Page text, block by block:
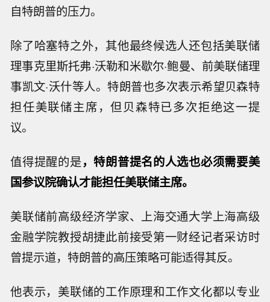
自特朗普的压力。
除了哈塞特之外，其他最终候选人还包括美联储
理事克里斯托弗·沃勒和米歇尔·鲍曼、前美联储理
事凯文·沃什等人。特朗普也多次表示希望贝森特
担任美联储主席，但贝森特已多次拒绝这一提
议。
值得提醒的是，特朗普提名的人选也必须需要美
国参议院确认才能担任美联储主席。
美联储前高级经济学家、上海交通大学上海高级
金融学院教授胡捷此前接受第一财经记者采访时
曾提示道，特朗普的高压策略可能适得其反。
他表示，美联储的工作原理和工作文化都以专业